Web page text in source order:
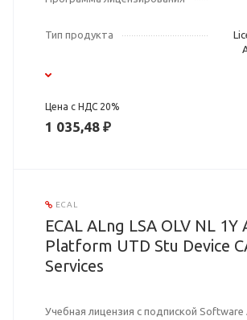
Тип продукта
Цена с НДС 20%
1 035,48 ₽
ECAL
ECAL ALng LSA OLV NL 1Y
Platform UTD Stu Device
Services
Учебная лицензия с подпиской Software